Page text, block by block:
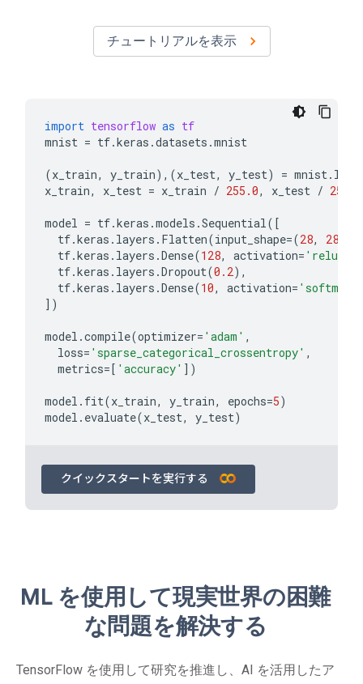
チュートリアルを表示
import tensorflow as tf
mnist = tf.keras .datasets .mnist
(x_train, y_train),(x_test, y_test) = mnist.
x_train, x_test = x_train / 255.0, x_test / 255.0
model = tf.keras .models .Sequential([
tf.keras . layers . Flatten(input_shape=(28, 28
tf.keras . layers .Dense(128, activation= 'relu'
tf.keras . layers .Dropout(0.2),
tf.keras . layers .Dense(10, activation= 'softmax'
])
model .compile(optimizer= 'adam' ,
loss= 'sparse_categorical_crossentropy' ,
metrics=[ 'accuracy' ])
model . fit(x_train, y_train, epochs=5)
model . evaluate(x_test, y_test)
クイックスタートを実行する
ML を使用して現実世界の困難
な問題を解決する
TensorFlow を使用して研究を推進し、AI を活用したア